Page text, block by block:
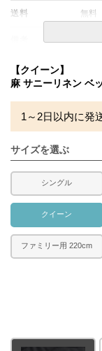
送料 無料
※で
承く
【クイーン】
麻 サニーリネン ベ
1～2日以内に発
サイズを選ぶ
シングル
クイーン
ファミリー用 220cm